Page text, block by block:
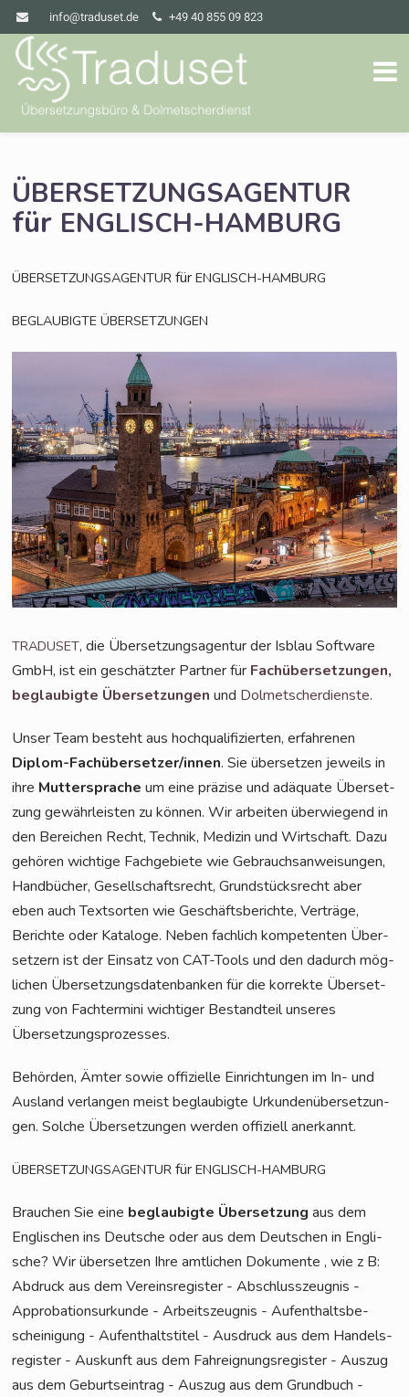
info@traduset.de +49 40 855 09 823
ÜBERSETZUNGSAGENTUR
für ENGLISCH-HAMBURG
ÜBERSETZUNGSAGENTUR fürENGLISCH-HAMBURG
BEGLAUBIGTE ÜBERSETZUNGEN
TRADUSET, die Über­set­zungs­agen­tur der Isblau Soft­ware
GmbH, ist ein geschätz­ter Part­ner für Fach­über­set­zun­gen,
beglau­big­te Über­set­zun­gen und Dol­met­scher­diens­te.
Unser Team besteht aus hoch­qua­li­fi­zier­ten, erfah­re­nen
Diplom-Fach­über­set­zer/in­nen. Sie über­set­zen jeweils in
ihre Mut­ter­spra­che um eine prä­zi­se und adäqua­te Über­set­
zung gewähr­leis­ten zu kön­nen. Wir arbei­ten über­wie­gend in
den Berei­chen Recht, Tech­nik, Medi­zin und Wirt­schaft. Dazu
gehö­ren wich­ti­ge Fach­ge­bie­te wie Gebrauchs­an­wei­sun­gen,
Hand­bü­cher, Gesell­schafts­recht, Grund­stücks­recht aber
eben auch Text­sor­ten wie Geschäfts­be­rich­te, Ver­trä­ge,
Berich­te oder Kata­lo­ge. Neben fach­lich kom­pe­ten­ten Über­
set­zern ist der Ein­satz von CAT-Tools und den dadurch mög­
li­chen Über­set­zungs­da­ten­ban­ken für die kor­rek­te Über­set­
zung von Fach­ter­mi­ni wich­ti­ger Bestand­teil unse­res
Übersetzungsprozesses.
Behör­den, Ämter sowie offi­zi­el­le Ein­rich­tun­gen im In- und
Aus­land ver­lan­gen meist beglau­big­te Urkun­den­über­set­zun­
gen. Sol­che Über­set­zun­gen wer­den offi­zi­ell anerkannt.
ÜBERSETZUNGSAGENTUR fürENGLISCH-HAMBURG
Brau­chen Sie eine beglau­big­te Über­set­zung aus dem
Eng­li­schen ins Deut­sche oder aus dem Deut­schen in Eng­li­
sche? Wir über­set­zen Ihre amt­li­chen Doku­men­te , wie z B:
Abdruck aus dem Ver­eins­re­gis­ter - Abschluss­zeug­nis -
Appro­ba­ti­ons­ur­kun­de - Arbeits­zeug­nis - Auf­ent­halts­be­
schei­ni­gung - Auf­ent­halts­ti­tel - Aus­druck aus dem Han­dels­
re­gis­ter - Aus­kunft aus dem Fahr­eig­nungs­re­gis­ter - Aus­zug
aus dem Geburts­ein­trag - Aus­zug aus dem Grund­buch -